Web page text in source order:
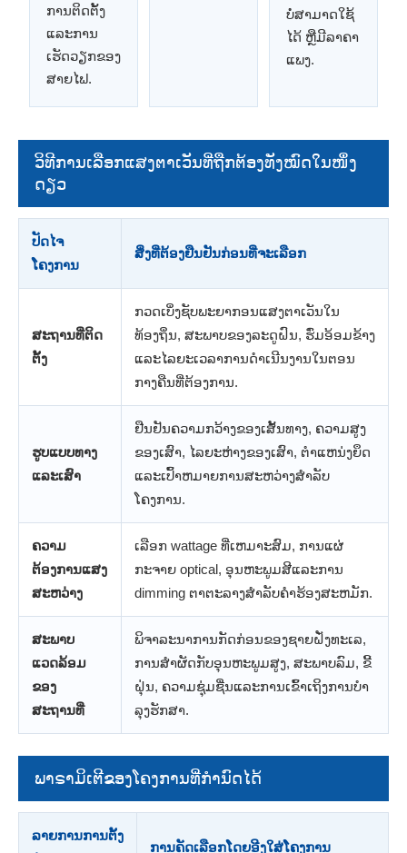
ການຕິດຕັ້ງ
ແລະການ
ເຮັດວຽກຂອງ
ສາຍໄຟ.
ບໍ່ສາມາດໃຊ້
ໄດ້ ຫຼືມີລາຄາ
ແພງ.
ວິທີການເລືອກແສງຕາເວັນທີ່ຖືກຕ້ອງທັງໝົດໃນໜຶ່ງ
ດຽວ
ປັດໄຈ
ໂຄງການ
ສິ່ງທີ່ຕ້ອງຢືນຢັນກ່ອນທີ່ຈະເລືອກ
ສະຖານທີ່ຕິດ
ຕັ້ງ
ກວດເບິ່ງຊັບພະຍາກອນແສງຕາເວັນໃນ
ທ້ອງຖິ່ນ, ສະພາບຂອງລະດູຝົນ, ຮົ່ມອ້ອມຂ້າງ
ແລະໄລຍະເວລາການດໍາເນີນງານໃນຕອນ
ກາງຄືນທີ່ຕ້ອງການ.
ຮູບ​ແບບ​ທາງ​
ແລະ​ເສົາ​
ຢືນຢັນຄວາມກວ້າງຂອງເສັ້ນທາງ, ຄວາມສູງ
ຂອງເສົາ, ໄລຍະຫ່າງຂອງເສົາ, ຕໍາແຫນ່ງຍຶດ
ແລະເປົ້າຫມາຍການສະຫວ່າງສໍາລັບ
ໂຄງການ.
ຄວາມ
ຕ້ອງການແສງ
ສະຫວ່າງ
ເລືອກ wattage ທີ່ເຫມາະສົມ, ການແຜ່
ກະຈາຍ optical, ອຸນຫະພູມສີແລະການ
dimming ຕາຕະລາງສໍາລັບຄໍາຮ້ອງສະຫມັກ.
ສະພາບ
ແວດລ້ອມ
ຂອງ
ສະຖານທີ່
ພິຈາລະນາການກັດກ່ອນຂອງຊາຍຝັ່ງທະເລ,
ການສໍາຜັດກັບອຸນຫະພູມສູງ, ສະພາບລົມ, ຂີ້
ຝຸ່ນ, ຄວາມຊຸ່ມຊື່ນແລະການເຂົ້າເຖິງການບໍາ
ລຸງຮັກສາ.
ພາຣາມິເຕີຂອງໂຄງການທີ່ກຳນົດໄດ້
ລາຍການການຕັ້ງ
ການຄັດເລືອກໂດຍອີງໃສ່ໂຄງການ